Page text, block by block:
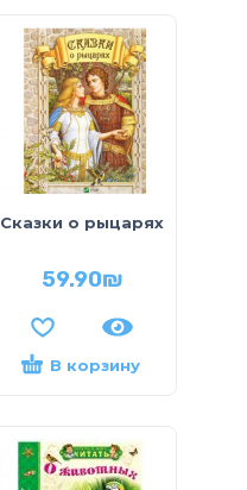
Сказки о рыцарях
59.90₪
В корзину